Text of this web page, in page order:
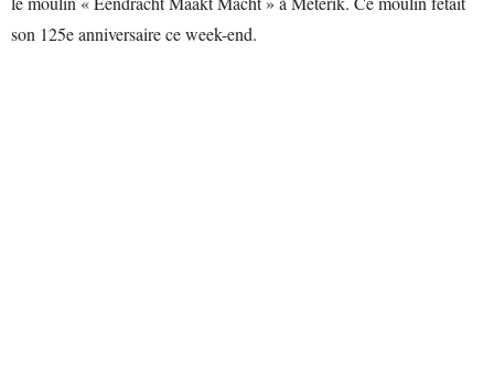
son 125e anniversaire ce week-end.